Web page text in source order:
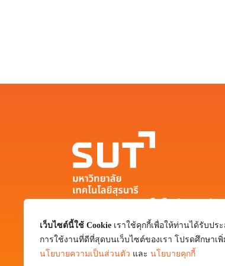
เว็บไซต์นี้ใช้ Cookie เราใช้คุกกี้เพื่อให้ท่านได้รับปร
การใช้งานที่ดีที่สุดบนเว็บไซต์ของเรา โปรดศึกษาเพิ่
นโยบายความเป็นส่วนตัว และ นโยบายคุกกี้
มหาวิทยาลัยเทคโนโลยีสุรนารี
111 ถนนมหาวิทยาลัย ตำบลสุรนารี อำเ
เมือง จังหวัดนครราชสีมา 30000
0-4422-3000